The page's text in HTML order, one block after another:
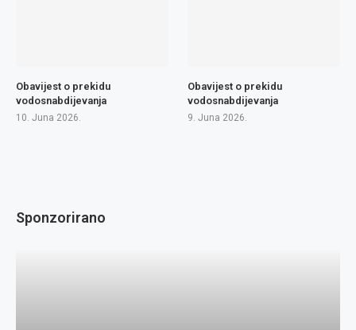
Obavijest o prekidu
vodosnabdijevanja
10. Juna 2026.
Obavijest o prekidu
vodosnabdijevanja
9. Juna 2026.
Sponzorirano